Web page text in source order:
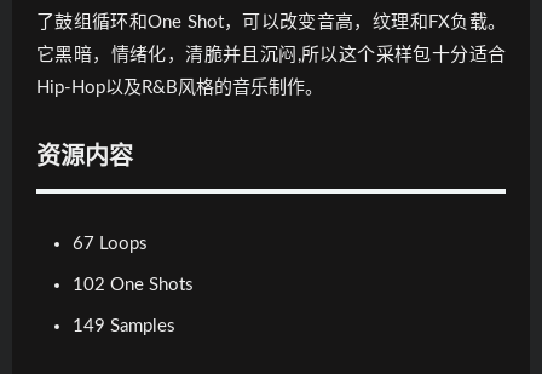
了鼓组循环和One Shot，可以改变音高，纹理和FX负载。
它黑暗，情绪化，清脆并且沉闷,所以这个采样包十分适合
Hip-Hop以及R&B风格的音乐制作。
资源内容
67 Loops
102 One Shots
149 Samples